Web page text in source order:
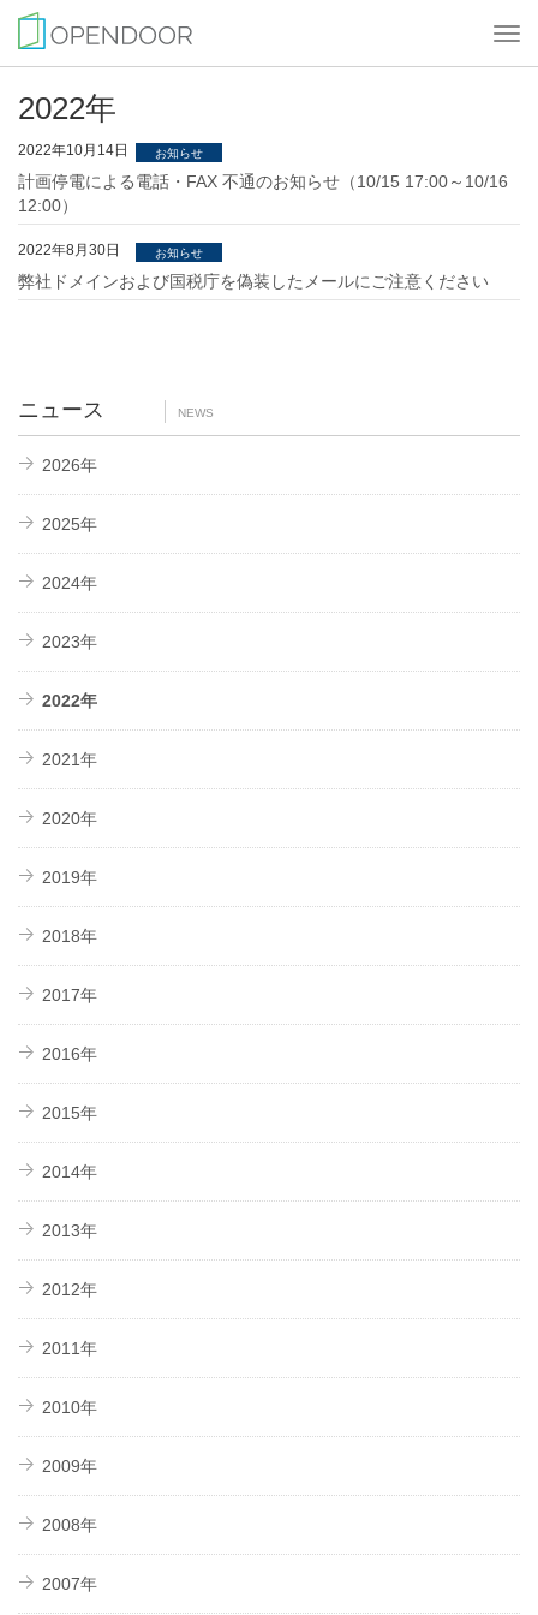
2022年
2022年10月14日 お知らせ
計画停電による電話・FAX 不通のお知らせ（10/15 17:00～10/16
12:00）
2022年8月30日 お知らせ
弊社ドメインおよび国税庁を偽装したメールにご注意ください
ニュース NEWS
2026年
2025年
2024年
2023年
2022年
2021年
2020年
2019年
2018年
2017年
2016年
2015年
2014年
2013年
2012年
2011年
2010年
2009年
2008年
2007年